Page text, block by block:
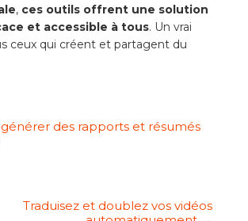
, ces outils offrent une solution
et accessible à tous. Un vrai
ceux qui créent et partagent du
générer des rapports et résumés
Traduisez et doublez vos vidéos